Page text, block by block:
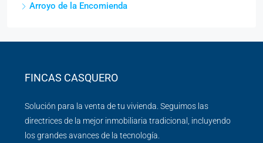
Arroyo de la Encomienda
FINCAS CASQUERO
Solución para la venta de tu vivienda. Seguimos las
directrices de la mejor inmobiliaria tradicional, incluyendo
los grandes avances de la tecnología.